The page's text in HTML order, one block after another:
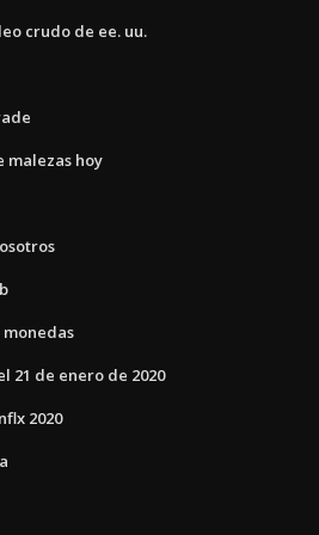
crudo de ee. uu.
malezas hoy
21 de enero de 2020
2020